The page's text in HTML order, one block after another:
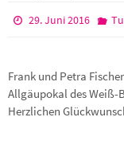
29. Juni 2016
Frank und Petra
Allgäupokal des Weiß-
Herzlichen